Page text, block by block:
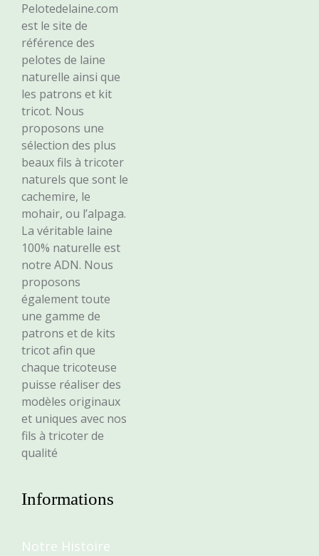
Pelotedelaine.com
est le site de
référence des
pelotes de laine
naturelle ainsi que
les patrons et kit
tricot. Nous
proposons une
sélection des plus
beaux fils à tricoter
naturels que sont le
cachemire, le
mohair, ou l’alpaga.
La véritable laine
100% naturelle est
notre ADN. Nous
proposons
également toute
une gamme de
patrons et de kits
tricot afin que
chaque tricoteuse
puisse réaliser des
modèles originaux
et uniques avec nos
fils à tricoter de
qualité
Informations
Notre Histoire